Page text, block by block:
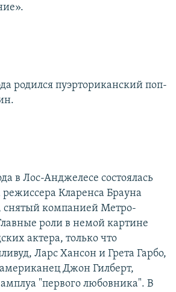
родился пуэрториканский поп-
в Лос-Анджелесе состоялась
Кларенса Брауна
снятый компанией Метро-
роли в немой картине
актера, только что
Ларс Хансон и Грета Гарбо,
Джон Гилберт,
"первого любовника". В